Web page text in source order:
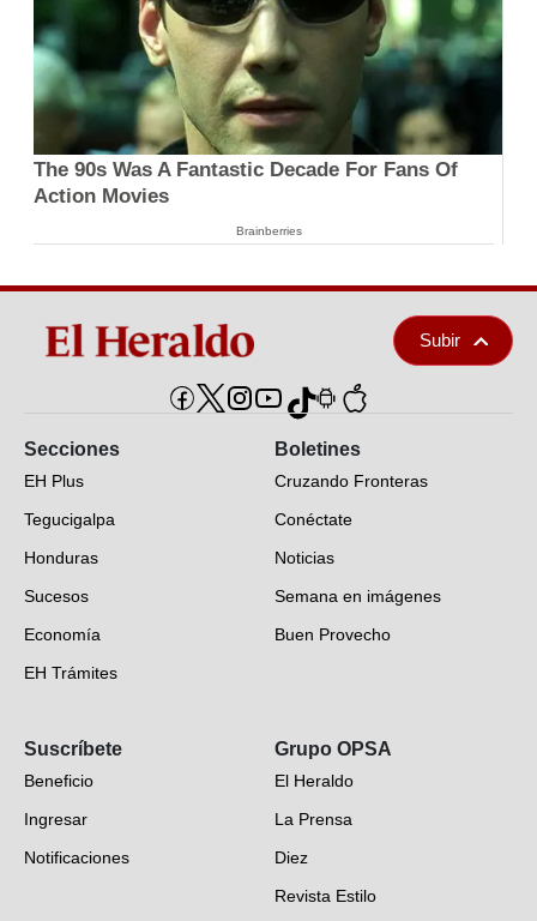
The 90s Was A Fantastic Decade For Fans Of
Action Movies
Brainberries
Subir
Secciones
EH Plus
Tegucigalpa
Honduras
Sucesos
Economía
EH Trámites
EH Verifica
Fotogalerías
Deportes
Videos
Boletines
Cruzando Fronteras
Conéctate
Noticias
Semana en imágenes
Buen Provecho
Suscríbete
Beneficio
Ingresar
Notificaciones
Grupo OPSA
El Heraldo
La Prensa
Diez
Revista Estilo